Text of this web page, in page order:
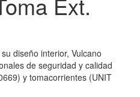
diseño interior, Vulcano
de seguridad y calidad
y tomacorrientes (UNIT